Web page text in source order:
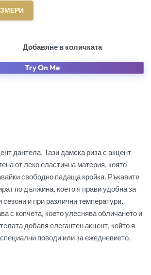
Добавяне в количката
Try On Me
дантела. Тази дамска риза с акцент
от леко еластична материя, която
свободно падаща кройка. Ръкавите
по дължина, което я прави удобна за
сезони и при различни температури.
с копчета, което улеснява обличането и
добавя елегантен акцент, който я
поводи или за ежедневието.